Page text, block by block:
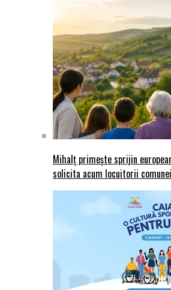
Mihalț primește sprijin
solicita acum locuitorii comunei